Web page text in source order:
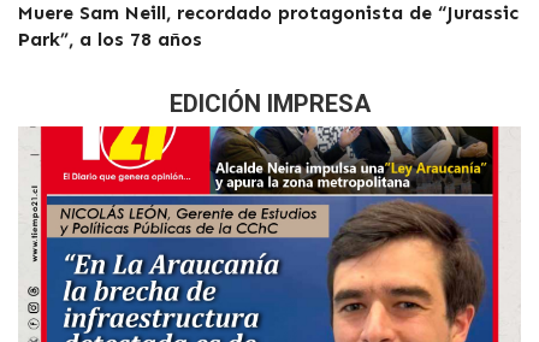
Muere Sam Neill, recordado protagonista de “Jurassic
Park”, a los 78 años
EDICIÓN IMPRESA